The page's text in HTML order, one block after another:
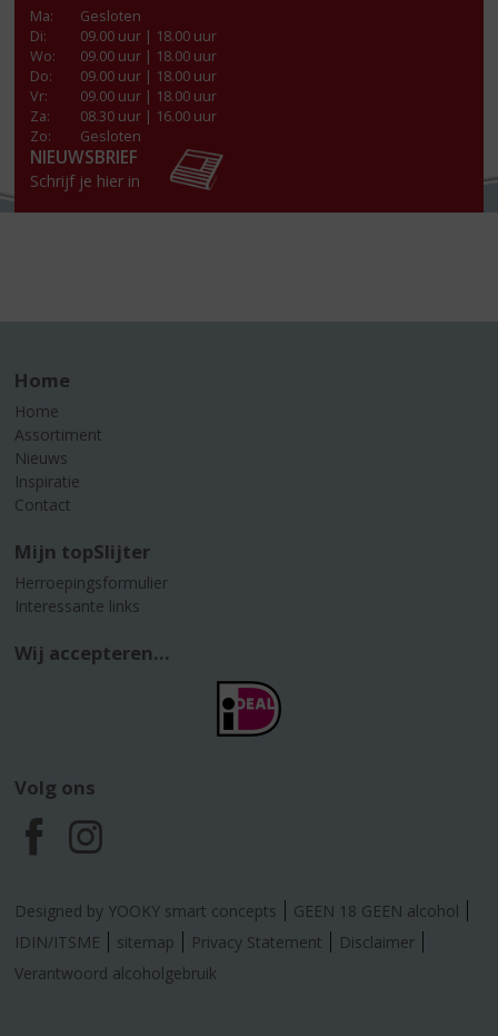
Ma:
Gesloten
Di:
09.00 uur | 18.00 uur
Wo:
09.00 uur | 18.00 uur
Do:
09.00 uur | 18.00 uur
Vr:
09.00 uur | 18.00 uur
Za:
08.30 uur | 16.00 uur
Zo:
Gesloten
NIEUWSBRIEF
Schrijf je hier in
Home
Home
Assortiment
Nieuws
Inspiratie
Contact
Mijn topSlijter
Herroepingsformulier
Interessante links
Wij accepteren...
Volg ons
F
a
c
I
n
s
Designed by YOOKY smart concepts
GEEN 18 GEEN alcohol
IDIN/ITSME
sitemap Privacy Statement
Disclaimer
Verantwoord alcoholgebruik